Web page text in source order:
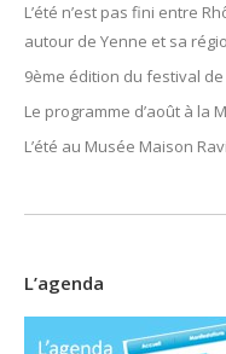
L’été n’est pas fini entre
autour de Yenne et sa
9ème édition du festival
Le programme d’août à la
L’été au Musée Maison
L’agenda